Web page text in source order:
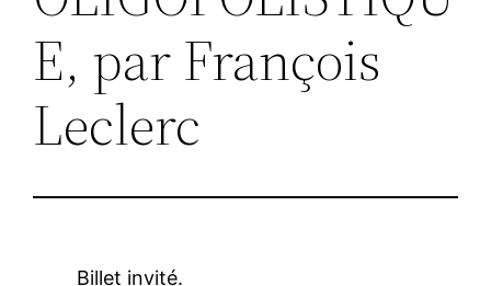
E, par François
Leclerc
Billet invité.